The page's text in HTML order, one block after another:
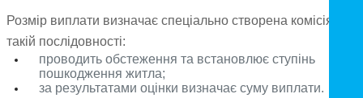
Розмір виплати визначає спеціально створена комісія в
такій послідовності:
проводить обстеження та встановлює ступінь
пошкодження житла;
за результатами оцінки визначає суму виплати.